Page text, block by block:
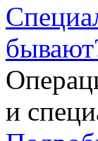
и